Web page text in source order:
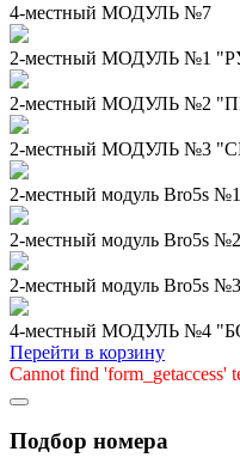
4-местный МОДУЛЬ №7
2-местный МОДУЛЬ №1
2-местный МОДУЛЬ №2
2-местный МОДУЛЬ №3
2-местный модуль Bro5s №1
2-местный модуль Bro5s №2
2-местный модуль Bro5s №3
4-местный МОДУЛЬ №4
Перейти в корзину
Cannot find 'form_getaccess'
Подбор номера